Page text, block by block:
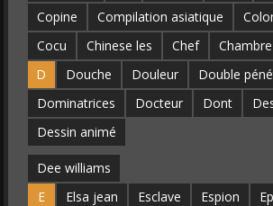
Copine
Compilation asiatique
Cocu
Chinese les Chef Chambre
D
Douche Douleur
Double
Dominatrices
Docteur Dont
Dessin animé
Dee williams
E
Elsa jean Esclave Espion